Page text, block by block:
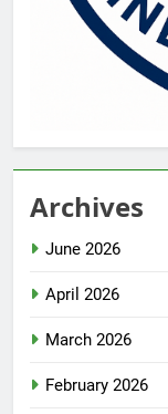
Archives
June 2026
April 2026
March 2026
February 2026